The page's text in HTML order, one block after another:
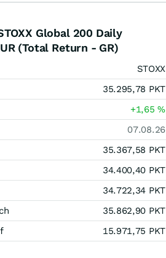
Global 200 Daily
(Total Return - GR)
STOXX
35.295,78 PKT
+1,65%
07.08.26
35.367,58 PKT
34.400,40 PKT
34.722,34 PKT
35.862,90 PKT
15.971,75 PKT